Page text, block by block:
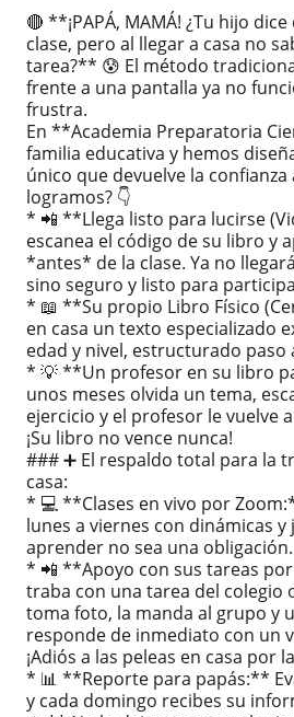
🔴 **¡PAPÁ, MAMÁ! ¿Tu hijo
clase, pero al llegar a casa no
tarea?** 😰 El método
frente a una pantalla ya no
frustra.
En **Academia Preparatoria
familia educativa y hemos
único que devuelve la confianza
logramos? 👇
* 📲 **Llega listo para lucirse
escanea el código de su libro y
*antes* de la clase. Ya no
sino seguro y listo para
* 📖 **Su propio Libro Físico
en casa un texto especializado
edad y nivel, estructurado paso
* 💡 **Un profesor en su libro
unos meses olvida un tema,
ejercicio y el profesor le vuelve
¡Su libro no vence nunca!
### ➕ El respaldo total para la
casa:
* 💻 **Clases en vivo por
lunes a viernes con dinámicas
aprender no sea una obligación.
* 📲 **Apoyo con sus tareas
traba con una tarea del colegio
toma foto, la manda al grupo y
responde de inmediato con un
¡Adiós a las peleas en casa por
* 📊 **Reporte para papás:**
y cada domingo recibes su